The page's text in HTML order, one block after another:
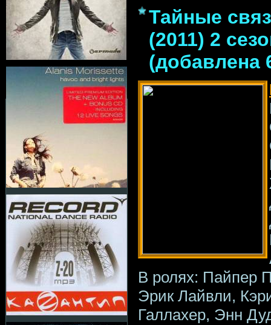
Тайные
(2011) 2
(добавлена
В ролях: Пайпер
Эрик Лайвли,
Галлахер, Энн